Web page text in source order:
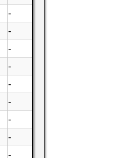
-
-
-
-
-
-
-
-
-